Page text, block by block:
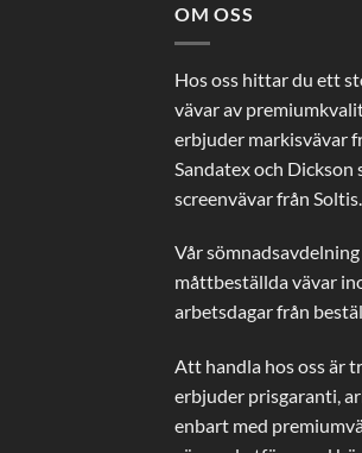
OM OSS
Hos oss hittar du ett
vävar av
erbjuder markisvävar
Sandatex och Dickson
screenvävar från Soltis.
Vår
måttbeställda vävar
arbetsdagar från
Att handla hos oss är
erbjuder prisgaranti,
enbart med